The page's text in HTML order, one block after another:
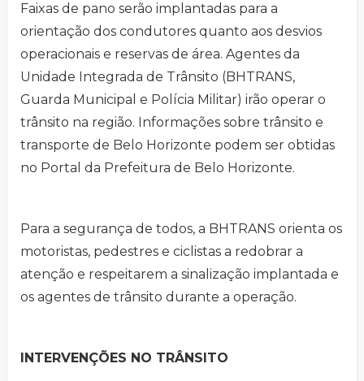
Faixas de pano serão implantadas para a
orientação dos condutores quanto aos desvios
operacionais e reservas de área. Agentes da
Unidade Integrada de Trânsito (BHTRANS,
Guarda Municipal e Polícia Militar) irão operar o
trânsito na região. Informações sobre trânsito e
transporte de Belo Horizonte podem ser obtidas
no Portal da Prefeitura de Belo Horizonte.
Para a segurança de todos, a BHTRANS orienta os
motoristas, pedestres e ciclistas a redobrar a
atenção e respeitarem a sinalização implantada e
os agentes de trânsito durante a operação.
INTERVENÇÕES NO TRÂNSITO